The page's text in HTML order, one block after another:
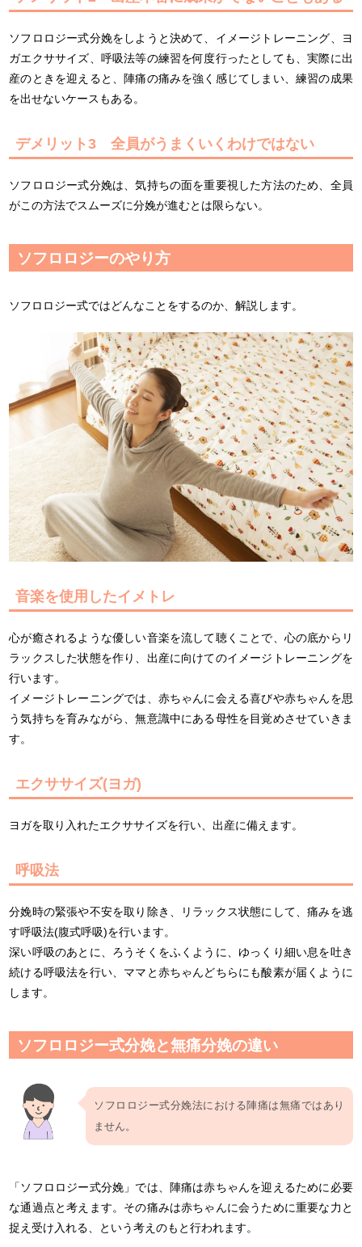
ソフロロジー式分娩をしようと決めて、イメージトレーニング、ヨ
ガエクササイズ、呼吸法等の練習を何度行ったとしても、実際に出
産のときを迎えると、陣痛の痛みを強く感じてしまい、練習の成果
を出せないケースもある。
デメリット3 全員がうまくいくわけではない
ソフロロジー式分娩は、気持ちの面を重要視した方法のため、全員
がこの方法でスムーズに分娩が進むとは限らない。
ソフロロジーのやり方
ソフロロジー式ではどんなことをするのか、解説します。
音楽を使用したイメトレ
心が癒されるような優しい音楽を流して聴くことで、心の底からリ
ラックスした状態を作り、出産に向けてのイメージトレーニングを
行います。
イメージトレーニングでは、赤ちゃんに会える喜びや赤ちゃんを思
う気持ちを育みながら、無意識中にある母性を目覚めさせていきま
す。
エクササイズ(ヨガ)
ヨガを取り入れたエクササイズを行い、出産に備えます。
呼吸法
分娩時の緊張や不安を取り除き、リラックス状態にして、痛みを逃
す呼吸法(腹式呼吸)を行います。
深い呼吸のあとに、ろうそくをふくように、ゆっくり細い息を吐き
続ける呼吸法を行い、ママと赤ちゃんどちらにも酸素が届くように
します。
ソフロロジー式分娩と無痛分娩の違い
ソフロロジー式分娩法における陣痛は無痛ではあり
ません。
「ソフロロジー式分娩」では、陣痛は赤ちゃんを迎えるために必要
な通過点と考えます。その痛みは赤ちゃんに会うために重要な力と
捉え受け入れる、という考えのもと行われます。